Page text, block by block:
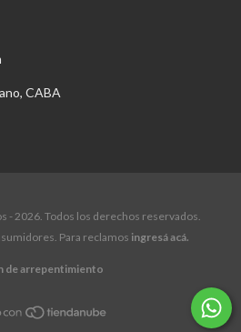
CABA
- 2026. Todos los derechos reservados.
Para reclamos ingresá acá.
de arrepentimiento